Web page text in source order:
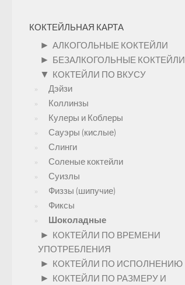
КОКТЕЙЛЬНАЯ КАРТА
► АЛКОГОЛЬНЫЕ КОКТЕЙЛИ
► БЕЗАЛКОГОЛЬНЫЕ КОКТЕЙЛИ
▼ КОКТЕЙЛИ ПО ВКУСУ
Дэйзи
Коллинзы
Кулеры и Коблеры
Сауэры (кислые)
Слинги
Соленые коктейли
Суизлы
Физзы (шипучие)
Фиксы
Шоколадные
► КОКТЕЙЛИ ПО ВРЕМЕНИ
УПОТРЕБЛЕНИЯ
► КОКТЕЙЛИ ПО ИСПОЛНЕНИЮ
► КОКТЕЙЛИ ПО РАЗМЕРУ И